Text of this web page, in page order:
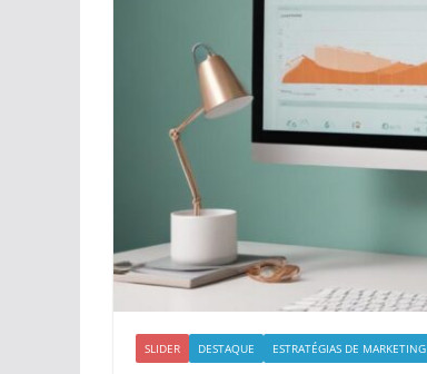
SLIDER DESTAQUE ESTRATÉGIAS DE MARKETING